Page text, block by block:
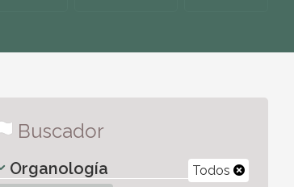
Buscador
Todos
Organología